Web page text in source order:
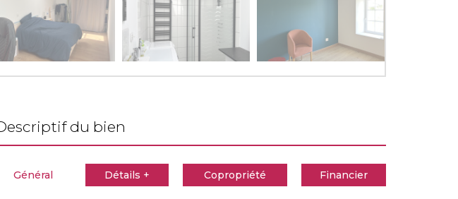
descriptif du bien
Général Détails + Copropriété Financier